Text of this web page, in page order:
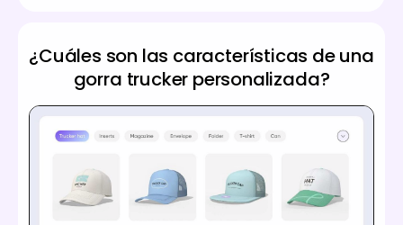
¿Cuáles son las características de una
gorra trucker personalizada?